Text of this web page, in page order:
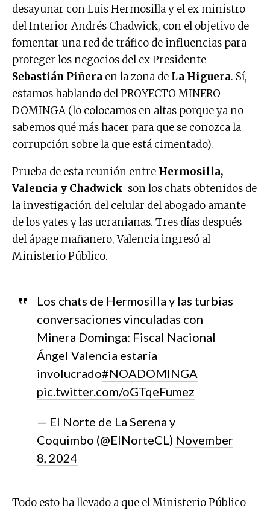
desayunar con Luis Hermosilla y el ex ministro
del Interior Andrés Chadwick, con el objetivo de
fomentar una red de tráfico de influencias para
proteger los negocios del ex Presidente
Sebastián Piñera en la zona de La Higuera. Sí,
estamos hablando delPROYECTO MINERO
DOMINGA (lo colocamos en altas porque ya no
sabemos qué más hacer para que se conozca la
corrupción sobre la que está cimentado).
Prueba de esta reunión entre Hermosilla,
Valencia y Chadwick son los chats obtenidos de
la investigación del celular del abogado amante
de los yates y las ucranianas. Tres días después
del ápage mañanero, Valencia ingresó al
Ministerio Público.
Los chats de Hermosilla y las turbias
conversaciones vinculadas con
Minera Dominga: Fiscal Nacional
Ángel Valencia estaría
involucrado#NOADOMINGA
pic.twitter.com/oGTqeFumez
— El Norte de La Serena y
Coquimbo (@ElNorteCL) November
8, 2024
Todo esto ha llevado a que el Ministerio Público